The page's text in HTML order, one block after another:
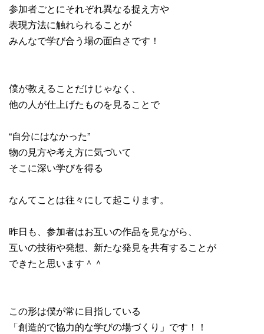
参加者ごとにそれぞれ異なる捉え方や
表現方法に触れられることが
みんなで学び合う場の面白さです！
僕が教えることだけじゃなく、
他の人が仕上げたものを見ることで
“自分にはなかった”
物の見方や考え方に気づいて
そこに深い学びを得る
なんてことは往々にして起こります。
昨日も、参加者はお互いの作品を見ながら、
互いの技術や発想、新たな発見を共有することが
できたと思います＾＾
この形は僕が常に目指している
「創造的で協力的な学びの場づくり」です！！